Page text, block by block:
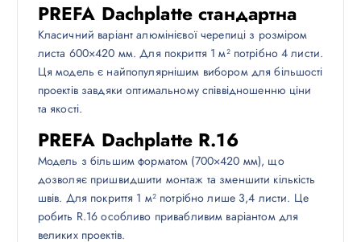
PREFA Dachplatte стандартна
Класичний варіант алюмінієвої черепиці з розміром
листа 600×420 мм. Для покриття 1 м² потрібно 4 листи.
Ця модель є найпопулярнішим вибором для більшості
проектів завдяки оптимальному співвідношенню ціни
та якості.
PREFA Dachplatte R.16
Модель з більшим форматом (700×420 мм), що
дозволяє пришвидшити монтаж та зменшити кількість
швів. Для покриття 1 м² потрібно лише 3,4 листи. Це
робить R.16 особливо привабливим варіантом для
великих проектів.